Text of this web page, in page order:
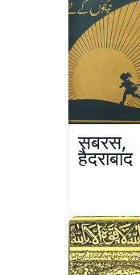
सबरस,
हैदराबाद